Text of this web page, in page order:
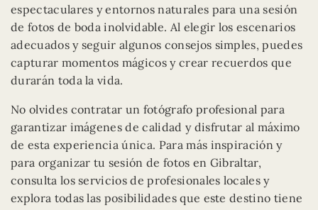
espectaculares y entornos naturales para una sesión
de fotos de boda inolvidable. Al elegir los escenarios
adecuados y seguir algunos consejos simples, puedes
capturar momentos mágicos y crear recuerdos que
durarán toda la vida.
No olvides contratar un fotógrafo profesional para
garantizar imágenes de calidad y disfrutar al máximo
de esta experiencia única. Para más inspiración y
para organizar tu sesión de fotos en Gibraltar,
consulta los servicios de profesionales locales y
explora todas las posibilidades que este destino tiene